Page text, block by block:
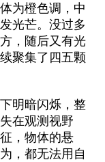
为橙色调，中
光芒。没过多
，随后又有光
聚集了四五颗
明暗闪烁，整
在观测视野
，物体的悬
，都无法用自